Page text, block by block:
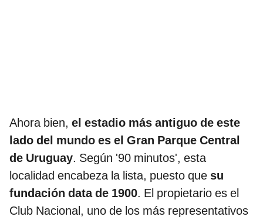
Ahora bien, el estadio más antiguo de este
lado del mundo es el Gran Parque Central
de Uruguay. Según '90 minutos', esta
localidad encabeza la lista, puesto que su
fundación data de 1900. El propietario es el
Club Nacional, uno de los más representativos